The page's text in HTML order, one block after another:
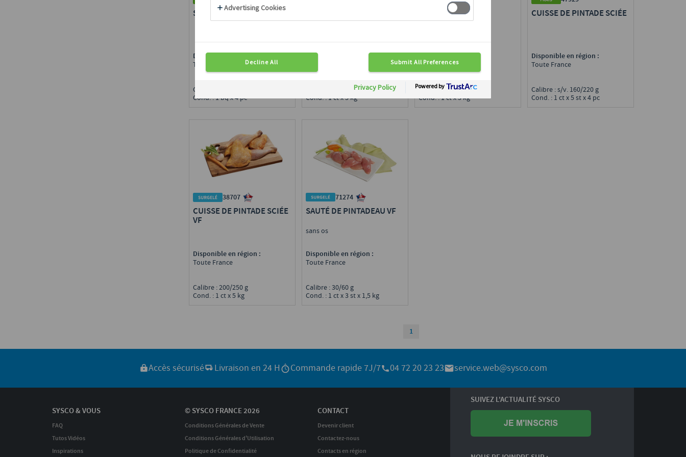
SUPRÊME DE PINTADE
Disponible en région :
Toute France
Calibre : s/v. 160/220 g
Cond. : 1 bq x 4 pc
VF
Disponible en région :
Calibre : 140/180 g
Cond. : 1 ct x 5 kg
CUISSE DE PINTADE
DÉJOINTÉE VF
Disponible en région :
Toute France
Calibre : 160/200 g
Cond. : 1 ct x 5 kg
CUISSE DE PINTADE SCIÉE
Disponible en région :
Toute France
Calibre : s/v. 160/220 g
Cond. : 1 ct x 5 st x 4 pc
38707
CUISSE DE PINTADE SCIÉE
VF
Disponible en région :
Toute France
Calibre : 200/250 g
Cond. : 1 ct x 5 kg
71274
SAUTÉ DE PINTADEAU VF
sans os
Disponible en région :
Toute France
Calibre : 30/60 g
Cond. : 1 ct x 3 st x 1,5 kg
1
Accès sécurisé Livraison en 24 H Commande rapide 7J/7 04 72 20 23 23 service.web@sysco.com
SYSCO & VOUS
FAQ
Tutos Vidéos
Inspirations
© SYSCO FRANCE 2026
Conditions Générales de Vente
Conditions Générales d'Utilisation
Politique de Confidentialité
CONTACT
Devenir client
Contactez-nous
Contacts en région
SUIVEZ L'ACTUALITÉ SYSCO